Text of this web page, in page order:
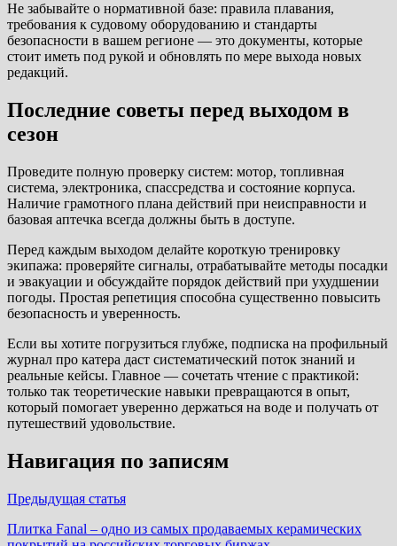
Не забывайте о нормативной базе: правила плавания,
требования к судовому оборудованию и стандарты
безопасности в вашем регионе — это документы, которые
стоит иметь под рукой и обновлять по мере выхода новых
редакций.
Последние советы перед выходом в
сезон
Проведите полную проверку систем: мотор, топливная
система, электроника, спассредства и состояние корпуса.
Наличие грамотного плана действий при неисправности и
базовая аптечка всегда должны быть в доступе.
Перед каждым выходом делайте короткую тренировку
экипажа: проверяйте сигналы, отрабатывайте методы посадки
и эвакуации и обсуждайте порядок действий при ухудшении
погоды. Простая репетиция способна существенно повысить
безопасность и уверенность.
Если вы хотите погрузиться глубже, подписка на профильный
журнал про катера даст систематический поток знаний и
реальные кейсы. Главное — сочетать чтение с практикой:
только так теоретические навыки превращаются в опыт,
который помогает уверенно держаться на воде и получать от
путешествий удовольствие.
Навигация по записям
Предыдущая статья
Плитка Fanal – одно из самых продаваемых керамических